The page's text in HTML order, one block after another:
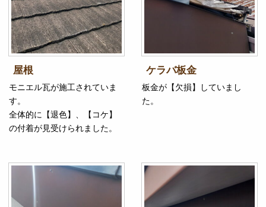
屋根
モニエル瓦が施工されていま
す。
全体的に【退色】、【コケ】
の付着が見受けられました。
ケラバ板金
板金が【欠損】していまし
た。